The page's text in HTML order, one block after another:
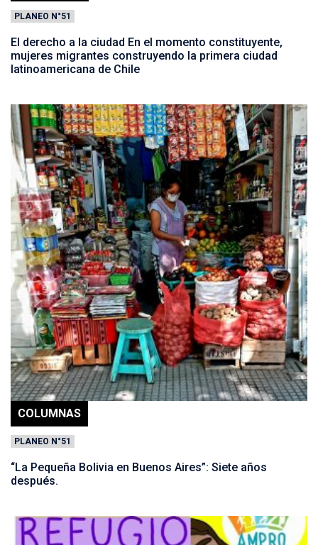
PLANEO N°51
El derecho a la ciudad En el momento constituyente,
mujeres migrantes construyendo la primera ciudad
latinoamericana de Chile
COLUMNAS
PLANEO N°51
“La Pequeña Bolivia en Buenos Aires”: Siete años
después.